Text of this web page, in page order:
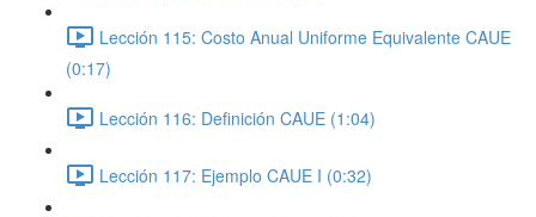
Lección 115: Costo Anual Uniforme Equivalente CAUE
(0:17)
Lección 116: Definición CAUE (1:04)
Lección 117: Ejemplo CAUE I (0:32)